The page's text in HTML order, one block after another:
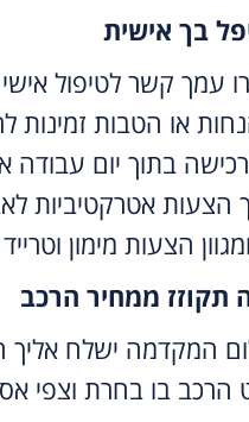
בך אישית
עמך קשר לטיפול
או הטבות זמינות
בתוך יום
הצעות אטרקטיביות
הצעות מימון וטרייד
תקוזז ממחיר הרכב
המקדמה ישלח אליך
הרכב בו בחרת וצפי